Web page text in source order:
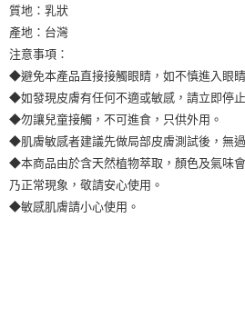
質地：乳狀
產地：台灣
注意事項：
◆避免本產品直接接觸眼睛，如不慎進入眼
◆如發現皮膚有任何不適或敏感，請立即停止
◆勿讓兒童接觸，不可進食，只供外用。
◆肌膚敏感者建議先做局部皮膚測試後，無
◆本商品由於含天然植物萃取，顏色及氣味
乃正常現象，敬請安心使用。
◆敏感肌膚請小心使用。